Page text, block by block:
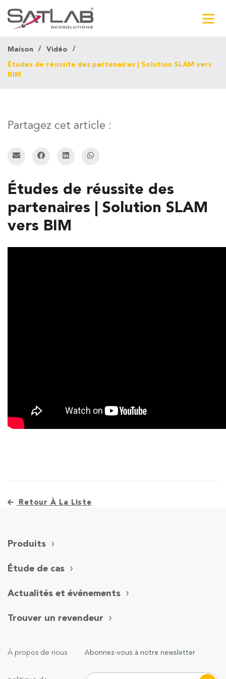
Maison Vidéo
Études de réussite des partenaires | Solution SLAM vers
BIM
Partagez cet article :
Études de réussite des
partenaires | Solution SLAM
vers BIM
Retour À La Liste
Produits
Étude de cas
Actualités et événements
Trouver un revendeur
À propos de nous Abonnez-vous à notre newsletter